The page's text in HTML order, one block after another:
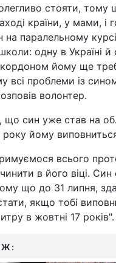
стояти,
країни, у мами, і
паралельному курсі
одну в Україні й
йому ще
всі проблеми із
волонтер.
що син уже став на
року йому
всього
в його віці. Син
що до 31 липня,
якщо тобі
в жовтні 17 років".